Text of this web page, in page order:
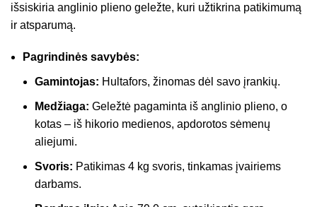
išsiskiria anglinio plieno geležte, kuri užtikrina patikimumą
ir atsparumą.
Pagrindinės savybės:
Gamintojas: Hultafors, žinomas dėl savo įrankių.
Medžiaga: Geležtė pagaminta iš anglinio plieno, o
kotas – iš hikorio medienos, apdorotos sėmenų
aliejumi.
Svoris: Patikimas 4 kg svoris, tinkamas įvairiems
darbams.